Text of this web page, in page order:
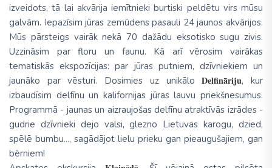
izveidots, tā lai akvārija iemītnieki burtiski peldētu virs mūsu
galvām. Iepazīsim jūras zemūdens pasauli 24 jaunos akvārijos.
Mūs pārsteigs vairāk nekā 70 dažādu eksotisko sugu zivis.
Uzzināsim par floru un faunu. Kā arī vērosim vairākas
tematiskās ekspozīcijas: par jūras putniem, dzīvniekiem un
jaunāko par vēsturi. Dosimies uz unikāloDelfināriju, kur
izbaudīsim delfīnu un kalifornijas jūras lauvu priekšnesumus.
Programmā - jaunas un aizraujošas delfīnu atraktīvās izrādes -
gudrie dzīvnieki dejo valsi, glezno Lietuvas karogu, dzied,
spēlē bumbu..., sagādājot lielu prieku gan pieaugušajiem, gan
bērniem!